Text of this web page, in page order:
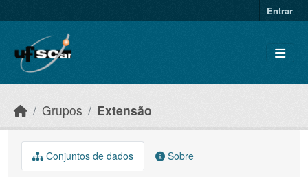
Entrar
Grupos Extensão
Conjuntos de dados Sobre